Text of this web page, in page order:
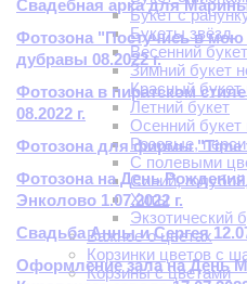
Букет с
Букеты звёзд
Весенний букет
Зимний букет
Красный букет
Летний букет
Осенний букет
Розовые,
С полевыми
Синий,
Хиты
Экзотический
Важное о цветах
Корзинки цветов с
Корзины с цветами
Свадебная арка для Марины
Фотозона "Постучись в
дубравы 08.2022 г.
Фотозона в пиратском
08.2022 г.
Фотозона для фирмы "Time
Фотозона на День
Энколово 1.07.2022 г.
Свадьба Анны и Сергея
Оформление зала на День